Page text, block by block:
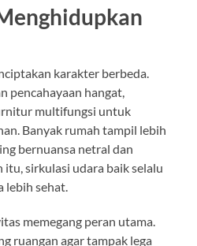
karakter berbeda.
pencahayaan hangat,
multifungsi untuk
Banyak rumah tampil lebih
bernuansa netral dan
itu, sirkulasi udara baik selalu
lebih sehat.
memegang peran utama.
ruangan agar tampak lega